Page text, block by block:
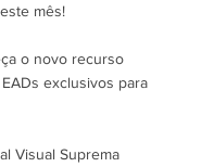
mês!
o novo recurso
exclusivos para
Visual Suprema